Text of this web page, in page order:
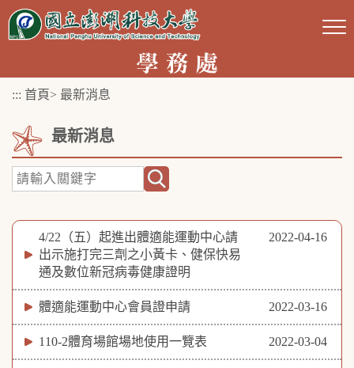
跳
::: 首頁> 最新消息
最新消息
4/22（五）起進出體適能運動中心請
出示施打完三劑之小黃卡、健保快易
通及數位新冠病毒健康證明
2022-04-16
體適能運動中心會員證申請 2022-03-16
110-2體育場館場地使用一覽表 2022-03-04